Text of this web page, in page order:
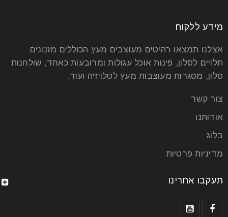
מידע ללקוח
אצלנו תמצאו רהיטים מעוצבים מעץ הכוללים מזנונים
תלויים לסלון, פינות אוכל עגולות ומרובעות כאחד, שולחנות
סלון, מסגרות מעוצבות מעץ לטלויזיה ועוד.
צור קשר
אודותנו
בלוג
מדיניות פרטיות
תעקבו אחרינו